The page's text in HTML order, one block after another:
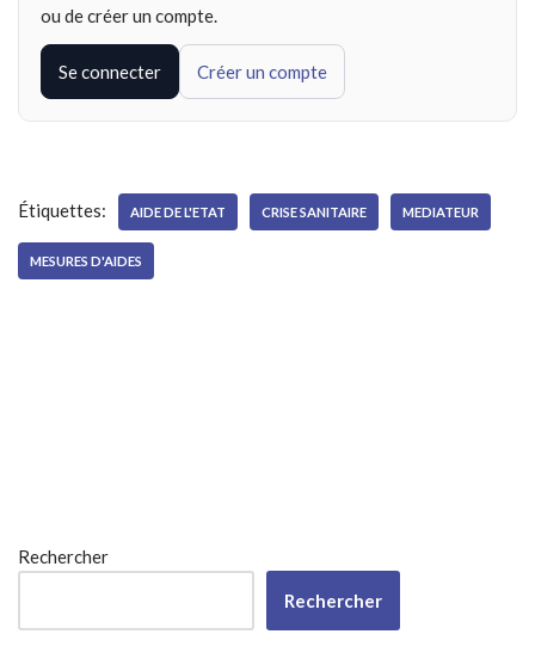
ou de créer un compte.
Se connecter Créer un compte
Étiquettes: AIDE DE L'ETAT CRISE SANITAIRE MEDIATEUR
MESURES D'AIDES
Rechercher
Rechercher